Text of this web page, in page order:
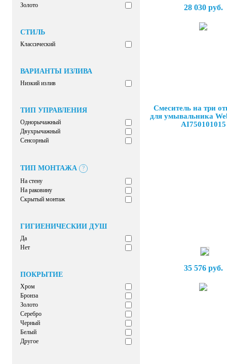
Золото
СТИЛЬ
Классический
ВАРИАНТЫ ИЗЛИВА
Низкий излив
ТИП УПРАВЛЕНИЯ
Однорычажный
Двухрычажный
Сенсорный
ТИП МОНТАЖА
?
На стену
На раковину
Скрытый монтаж
ГИГИЕНИЧЕСКИЙ ДУШ
Да
Нет
ПОКРЫТИЕ
Хром
Бронза
Золото
Серебро
Черный
Белый
Другое
28 030 руб.
Смеситель на три
для умывальника
AI750101015
35 576 руб.